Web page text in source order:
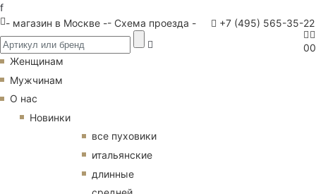
f
- магазин в Москве -- Схема проезда - +7 (495) 565-35-22
00
Женщинам
Мужчинам
О нас
Новинки
все пуховики
итальянские
длинные